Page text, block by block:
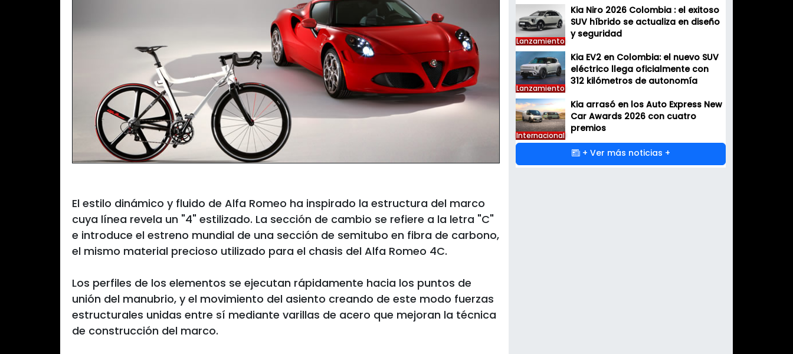
El estilo dinámico y fluido de Alfa Romeo ha inspirado la estructura del marco
cuya línea revela un "4" estilizado. La sección de cambio se refiere a la letra "C"
e introduce el estreno mundial de una sección de semitubo en fibra de carbono,
el mismo material precioso utilizado para el chasis del Alfa Romeo 4C.
Los perfiles de los elementos se ejecutan rápidamente hacia los puntos de
unión del manubrio, y el movimiento del asiento creando de este modo fuerzas
estructurales unidas entre sí mediante varillas de acero que mejoran la técnica
de construcción del marco.
Lanzamiento
Kia Niro 2026 Colombia : el exitoso
SUV híbrido se actualiza en diseño
y seguridad
Lanzamiento
Kia EV2 en Colombia: el nuevo SUV
eléctrico llega oficialmente con
312 kilómetros de autonomía
Internacional
Kia arrasó en los Auto Express New
Car Awards 2026 con cuatro
premios
+ Ver más noticias +